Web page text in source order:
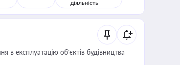
діяльність
в експлуатацію об’єктів будівництва